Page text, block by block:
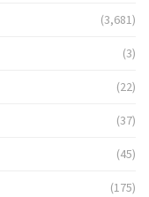
(3,681)
(3)
(22)
(37)
(45)
(175)